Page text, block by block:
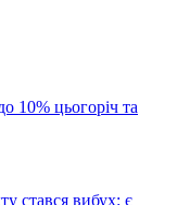
10% цьогоріч та
стався вибух: є